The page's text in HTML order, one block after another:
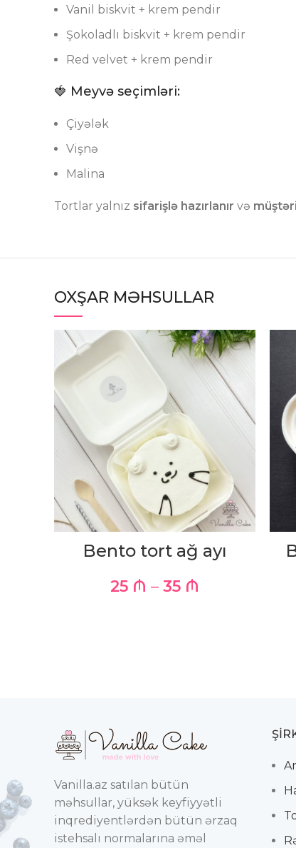
Vanil biskvit + krem pendir
Şokoladlı biskvit + krem pendir
Red velvet + krem pendir
🍓 Meyvə seçimləri:
Çiyələk
Vişnə
Malina
Tortlar yalnız sifarişlə hazırlanır və
OXŞAR MƏHSULLAR
Bento tort ağ ayı
25 ₼ – 35 ₼
Vanilla.az satılan bütün
məhsullar, yüksək keyfiyyətli
inqrediyentlərdən bütün ərzaq
istehsalı normalarına əməl